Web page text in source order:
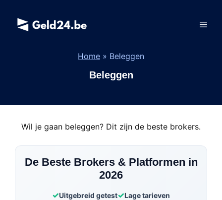
Home » Beleggen
Beleggen
Wil je gaan beleggen? Dit zijn de beste brokers.
De Beste Brokers & Platformen in
2026
Uitgebreid getest
Lage tarieven